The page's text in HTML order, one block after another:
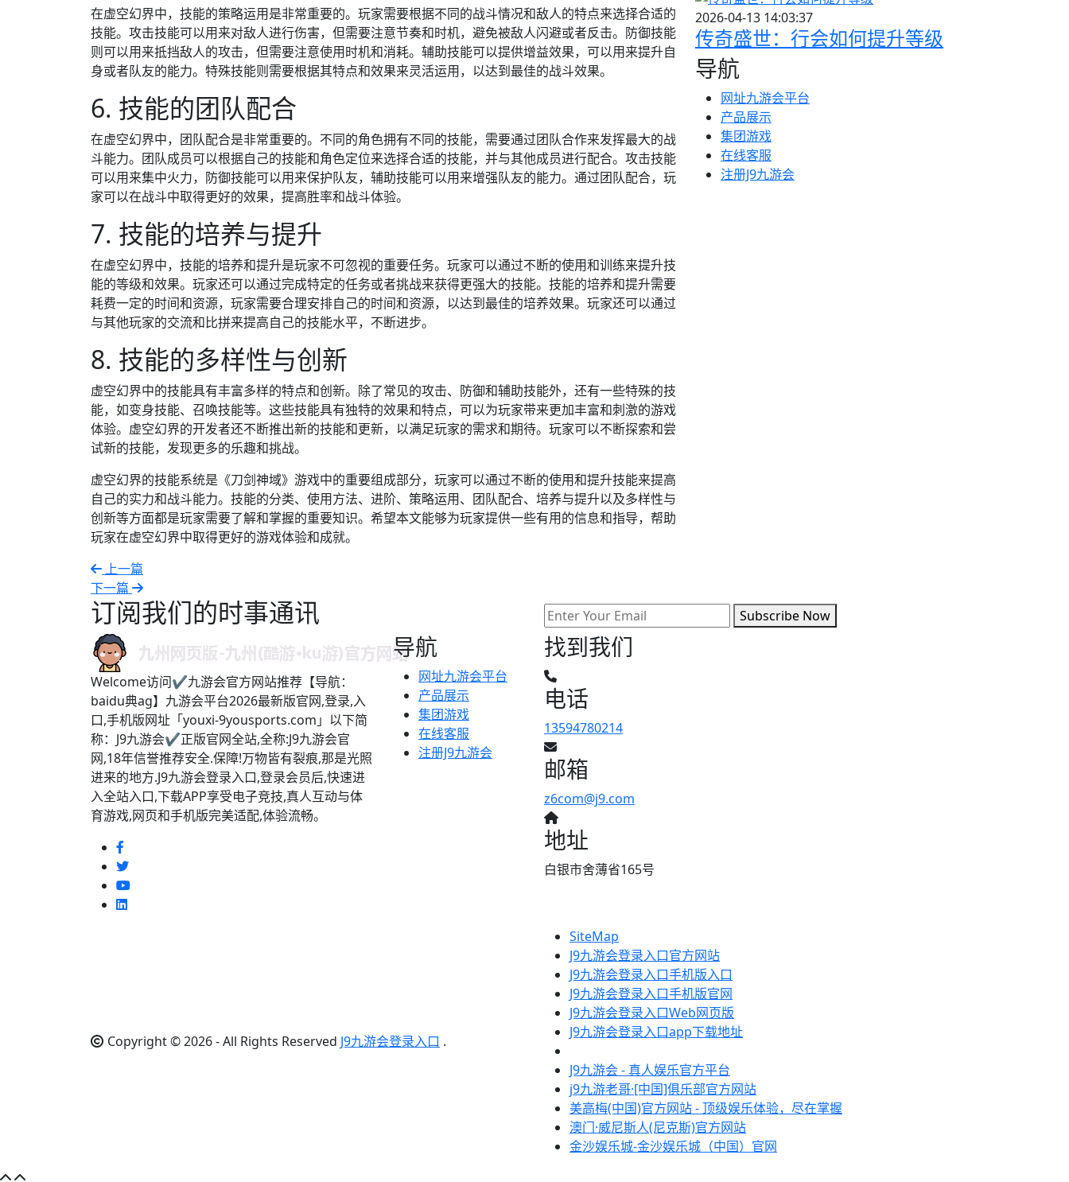
在虚空幻界中，技能的策略运用是非常重要的。玩家需要根据不同的战斗情况和敌人的特点来选择合适的
技能。攻击技能可以用来对敌人进行伤害，但需要注意节奏和时机，避免被敌人闪避或者反击。防御技能
则可以用来抵挡敌人的攻击，但需要注意使用时机和消耗。辅助技能可以提供增益效果，可以用来提升自
身或者队友的能力。特殊技能则需要根据其特点和效果来灵活运用，以达到最佳的战斗效果。
6. 技能的团队配合
在虚空幻界中，团队配合是非常重要的。不同的角色拥有不同的技能，需要通过团队合作来发挥最大的战
斗能力。团队成员可以根据自己的技能和角色定位来选择合适的技能，并与其他成员进行配合。攻击技能
可以用来集中火力，防御技能可以用来保护队友，辅助技能可以用来增强队友的能力。通过团队配合，玩
家可以在战斗中取得更好的效果，提高胜率和战斗体验。
7. 技能的培养与提升
在虚空幻界中，技能的培养和提升是玩家不可忽视的重要任务。玩家可以通过不断的使用和训练来提升技
能的等级和效果。玩家还可以通过完成特定的任务或者挑战来获得更强大的技能。技能的培养和提升需要
耗费一定的时间和资源，玩家需要合理安排自己的时间和资源，以达到最佳的培养效果。玩家还可以通过
与其他玩家的交流和比拼来提高自己的技能水平，不断进步。
8. 技能的多样性与创新
虚空幻界中的技能具有丰富多样的特点和创新。除了常见的攻击、防御和辅助技能外，还有一些特殊的技
能，如变身技能、召唤技能等。这些技能具有独特的效果和特点，可以为玩家带来更加丰富和刺激的游戏
体验。虚空幻界的开发者还不断推出新的技能和更新，以满足玩家的需求和期待。玩家可以不断探索和尝
试新的技能，发现更多的乐趣和挑战。
虚空幻界的技能系统是《刀剑神域》游戏中的重要组成部分，玩家可以通过不断的使用和提升技能来提高
自己的实力和战斗能力。技能的分类、使用方法、进阶、策略运用、团队配合、培养与提升以及多样性与
创新等方面都是玩家需要了解和掌握的重要知识。希望本文能够为玩家提供一些有用的信息和指导，帮助
玩家在虚空幻界中取得更好的游戏体验和成就。
上一篇
下一篇
2026-04-13 14:03:37
传奇盛世：行会如何提升等级
导航
网址九游会平台
产品展示
集团游戏
在线客服
注册J9九游会
订阅我们的时事通讯 Subscribe Now
Welcome访问✔九游会官方网站推荐【导航：
baidu典ag】九游会平台2026最新版官网,登录,入
口,手机版网址「youxi-9yousports.com」以下简
称：J9九游会✔正版官网全站,全称:J9九游会官
网,18年信誉推荐安全.保障!万物皆有裂痕,那是光照
进来的地方.J9九游会登录入口,登录会员后,快速进
入全站入口,下载APP享受电子竞技,真人互动与体
育游戏,网页和手机版完美适配,体验流畅。
导航
网址九游会平台
产品展示
集团游戏
在线客服
注册J9九游会
找到我们
电话
13594780214
邮箱
z6com@j9.com
地址
白银市舍薄省165号
Copyright © 2026 - All Rights Reserved J9九游会登录入口 .
SiteMap
J9九游会登录入口官方网站
J9九游会登录入口手机版入口
J9九游会登录入口手机版官网
J9九游会登录入口Web网页版
J9九游会登录入口app下载地址
J9九游会 - 真人娱乐官方平台
j9九游老哥·[中国]俱乐部官方网站
美高梅(中国)官方网站 - 顶级娱乐体验，尽在掌握
澳门·威尼斯人(尼克斯)官方网站
金沙娱乐城-金沙娱乐城（中国）官网